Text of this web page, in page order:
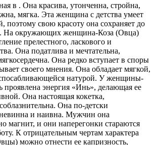
в . Она красива, утонченна, стройна,
мягка. Эта женщина с детства умеет
поэтому свою красоту она сохраняет до
На окружающих женщина-Коза (Овца)
прелестного, ласкового и
Она податлива и мечтательна,
Она редко вступает в споры
своего мнения. Она обладает мягкой,
натурой. У женщины-
энергия «Инь», делающая ее
Она настоящая кокетка,
Она по-детски
и наивна. Мужчин она
магнит, и они наперегонки стараются
К отрицательным чертам характера
можно отнести ее капризность,